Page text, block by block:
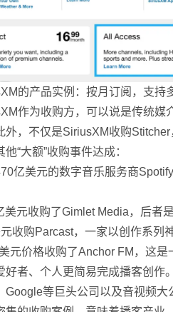
的产品实例：按月订阅，支持
作为收购方，可以说是传统媒
外，不仅是SiriusXM收购
他“大额”收购事件达成：
亿美元的数字音乐服务商
美元收购了Gimlet Media，后者
收购Parcast，一家以创作系列
元价格收购了Anchor FM，这
好者、个人更简易完成播客创作。
Google等巨头公司以及音视频大